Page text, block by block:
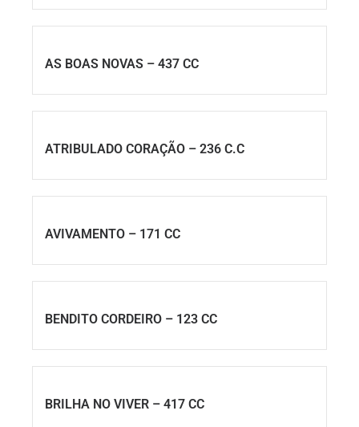
AS BOAS NOVAS – 437 CC
ATRIBULADO CORAÇÃO – 236 C.C
AVIVAMENTO – 171 CC
BENDITO CORDEIRO – 123 CC
BRILHA NO VIVER – 417 CC